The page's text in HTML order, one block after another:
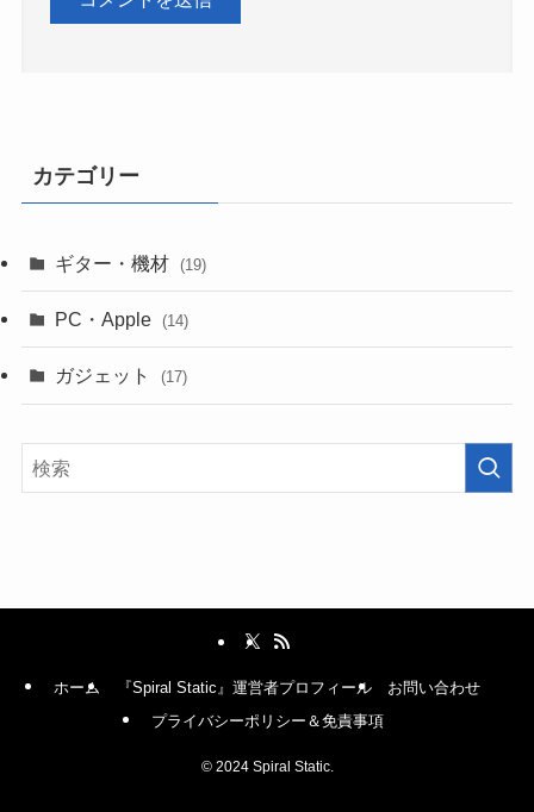
カテゴリー
ギター・機材 (19)
PC・Apple (14)
ガジェット (17)
ホーム 『Spiral Static』運営者プロフィール
お問い合わせ
プライバシーポリシー＆免責事項
©2024 Spiral Static.